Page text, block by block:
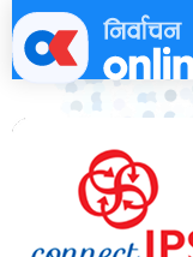
Skip
to
content